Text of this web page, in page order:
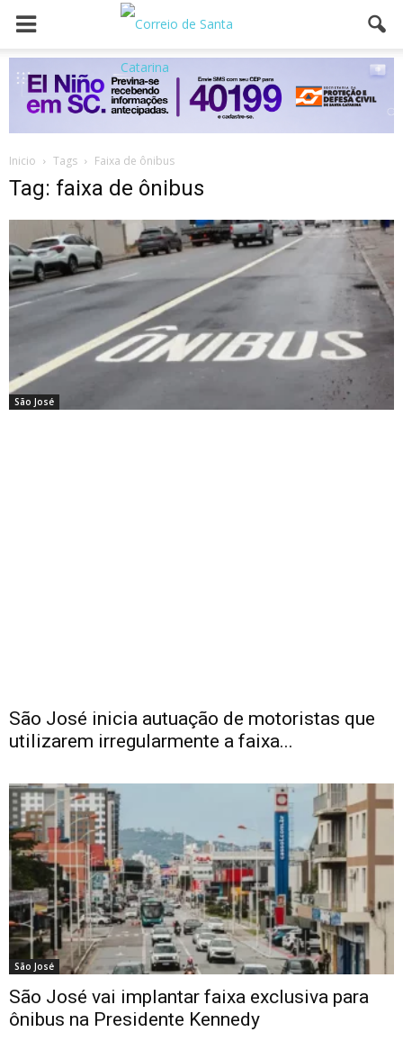
Inicio Tags Faixa de ônibus
Tag: faixa de ônibus
São José
São José inicia autuação de motoristas que
utilizarem irregularmente a faixa...
São José
São José vai implantar faixa exclusiva para
ônibus na Presidente Kennedy